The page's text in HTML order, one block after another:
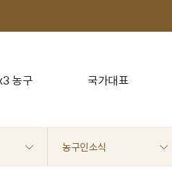
농구 국가대표
농구인소식